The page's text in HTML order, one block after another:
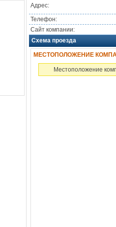
Адрес:
Телефон:
Сайт компании:
Схема проезда
МЕСТОПОЛОЖЕНИЕ
Местоположение